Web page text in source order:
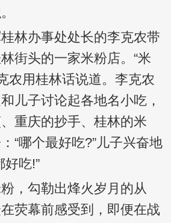
办事处处长的李克农带
街头的一家米粉店。“米
农用桂林话说道。李克农
儿子讨论起各地名小吃，
重庆的抄手、桂林的米
哪个最好吃?”儿子兴奋地
好吃!”
勾勒出烽火岁月的从
荧幕前感受到，即便在战